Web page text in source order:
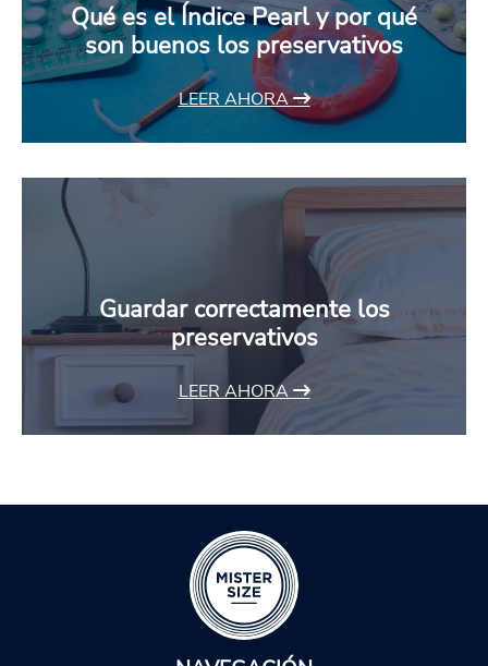
Qué es el Índice Pearl y por qué
son buenos los preservativos
LEER AHORA
Guardar correctamente los
preservativos
LEER AHORA